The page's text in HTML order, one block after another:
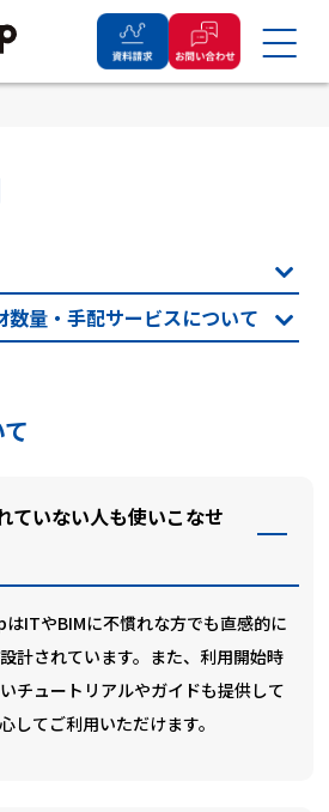
量・手配サービスについて
ていない人も使いこなせ
ITやBIMに不慣れな方でも直感的に
計されています。また、利用開始時
チュートリアルやガイドも提供して
してご利用いただけます。